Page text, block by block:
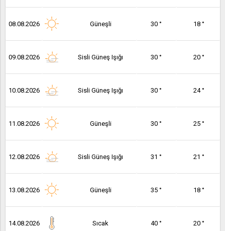
08.08.2026 Güneşli 30 ° 18 °
09.08.2026 Sisli Güneş Işığı 30 ° 20 °
10.08.2026 Sisli Güneş Işığı 30 ° 24 °
11.08.2026 Güneşli 30 ° 25 °
12.08.2026 Sisli Güneş Işığı 31 ° 21 °
13.08.2026 Güneşli 35 ° 18 °
14.08.2026 Sıcak 40 ° 20 °